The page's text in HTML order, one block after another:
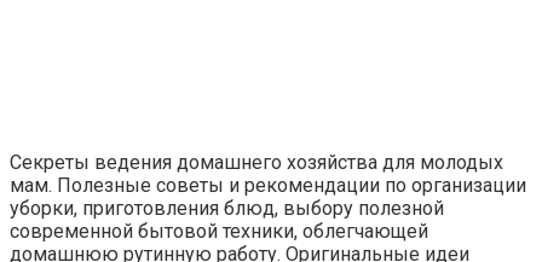
Секреты ведения домашнего хозяйства для молодых
мам. Полезные советы и рекомендации по организации
уборки, приготовления блюд, выбору полезной
современной бытовой техники, облегчающей
домашнюю рутинную работу. Оригинальные идеи